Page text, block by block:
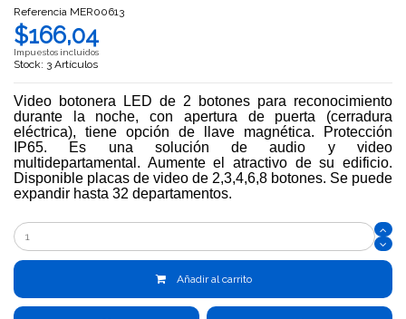
Referencia MER00613
$166,04
Impuestos incluidos
Stock: 3 Artículos
Video botonera LED de 2 botones para reconocimiento
durante la noche, con apertura de puerta (cerradura
eléctrica), tiene opción de llave magnética. Protección
IP65. Es una solución de audio y video
multidepartamental. Aumente el atractivo de su edificio.
Disponible placas de video de 2,3,4,6,8 botones. Se puede
expandir hasta 32 departamentos.
Añadir al carrito